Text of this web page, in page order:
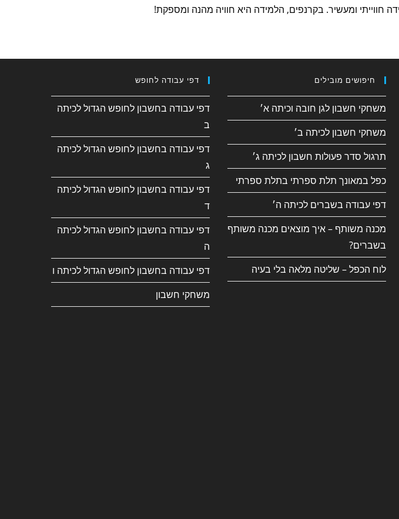
ומעשיר. בקרנפים, הלמידה היא חוויה מהנה ומספקת!
חיפושים מובילים
משחקי חשבון לגן חובה וכיתה א׳
משחקי חשבון לכיתה ב׳
תרגול סדר פעולות חשבון לכיתה ג׳
כפל במאונך תלת ספרתי בתלת ספרתי
דפי עבודה בשברים לכיתה ה׳
מכנה משותף – איך מוצאים מכנה משותף
בשברים?
לוח הכפל – שליטה מלאה בלי בעיה
דפי עבודה לחופש
דפי עבודה בחשבון לחופש הגדול לכיתה
ב
דפי עבודה בחשבון לחופש הגדול לכיתה
ג
דפי עבודה בחשבון לחופש הגדול לכיתה
ד
דפי עבודה בחשבון לחופש הגדול לכיתה
ה
דפי עבודה בחשבון לחופש הגדול לכיתה ו
משחקי חשבון